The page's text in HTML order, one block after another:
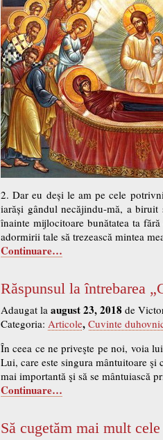
2. Dar eu deși le am pe cele
iarăși gândul necăjindu-mă, a
înainte mijlocitoare bunătatea ta
adormirii tale să trezească mintea
Continuare…
Răspunsul la întrebarea
Adaugat la august 23, 2018 de
Categoria: Articole, Cuvinte
În ceea ce ne priveşte pe noi, voia
Lui, care este singura mântuitoare şi
mai importantă şi să se mântuiască
Continuare…
Să cugetăm mai mult cele